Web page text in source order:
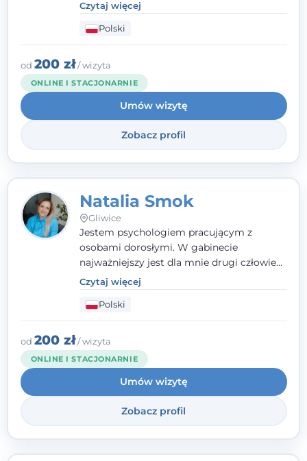
się w kryzysie. Liczy się dla mnie
autentyczna, oparta na zaufaniu relacja
oraz przestrzeń, w której każdy poczuje się
wysłuchany i potraktowany z szacunkiem.
Czytaj więcej
Polski
od 200 zł/ wizyta
ONLINE I STACJONARNIE
Umów wizytę
Zobacz profil
Natalia Smok
Gliwice
Jestem psychologiem pracującym z
osobami dorosłymi. W gabinecie
najważniejszy jest dla mnie drugi człowiek
- wierzę, że empatia, autentyczność i pełne
zaangażowanie tworzą bezpieczną
przestrzeń, będącą podstawą pracy nad
zmianą. W praktyce korzystam m.in. z
narzędzi Racjonalnej Terapii Zachowania.
Czytaj więcej
Polski
od 200 zł/ wizyta
ONLINE I STACJONARNIE
Umów wizytę
Zobacz profil